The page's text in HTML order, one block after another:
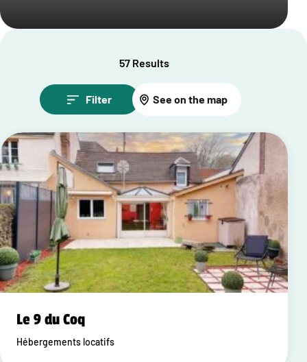
57 Results
Filter See on the map
Le 9 du Coq
Hébergements locatifs